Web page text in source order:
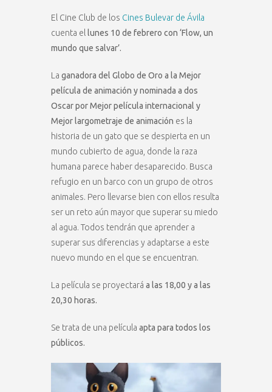
El Cine Club de los Cines Bulevar de Ávila
cuenta el lunes 10 de febrero con ‘Flow, un
mundo que salvar’.
La ganadora del Globo de Oro a la Mejor
película de animación y nominada a dos
Oscar por Mejor película internacional y
Mejor largometraje de animación es la
historia de un gato que se despierta en un
mundo cubierto de agua, donde la raza
humana parece haber desaparecido. Busca
refugio en un barco con un grupo de otros
animales. Pero llevarse bien con ellos resulta
ser un reto aún mayor que superar su miedo
al agua. Todos tendrán que aprender a
superar sus diferencias y adaptarse a este
nuevo mundo en el que se encuentran.
La película se proyectará a las 18,00 y a las
20,30 horas.
Se trata de una película apta para todos los
públicos.